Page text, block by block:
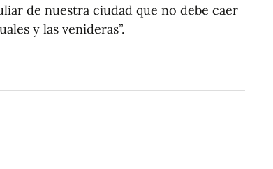
de nuestra ciudad que no debe caer
y las venideras”.